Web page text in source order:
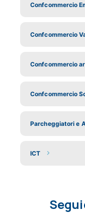
Confcommercio
Confcommercio
Confcommercio
Confcommercio
Parcheggiatori e
ICT